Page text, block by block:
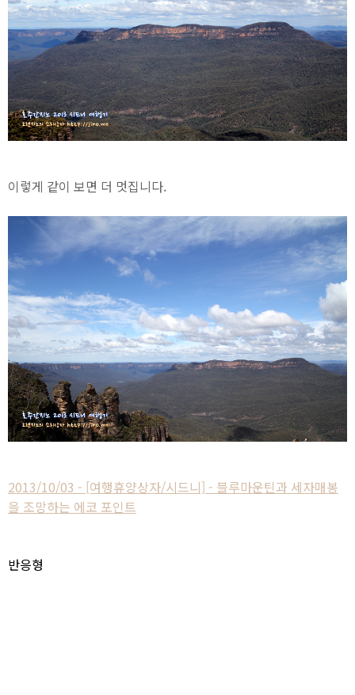
이렇게 같이 보면 더 멋집니다.
2013/10/03 - [여행휴양상자/시드니] - 블루마운틴과 세자매봉
을 조망하는 에코 포인트
반응형